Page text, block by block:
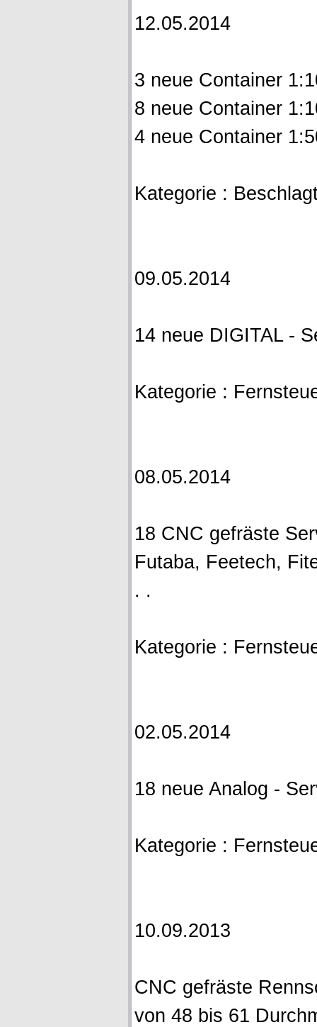
12.05.2014
3 neue Container
8 neue Container
4 neue Container
Kategorie :
09.05.2014
14 neue DIGITAL -
Kategorie :
08.05.2014
18 CNC gefräste
Futaba, Feetech,
. .
Kategorie :
02.05.2014
18 neue Analog -
Kategorie :
10.09.2013
CNC gefräste
von 48 bis 61